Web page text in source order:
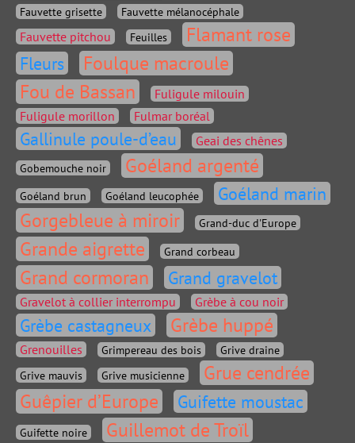
Fauvette grisette
Fauvette mélanocéphale
Fauvette pitchou Feuilles Flamant rose
Fleurs
Foulque macroule
Fou de Bassan
Fuligule milouin
Fuligule morillon
Fulmar boréal
Gallinule poule-d’eau Geai des chênes
Gobemouche noir Goéland argenté
Goéland brun Goéland leucophée Goéland marin
Gorgebleue à miroir Grand-duc d'Europe
Grande aigrette Grand corbeau
Grand cormoran Grand gravelot
Gravelot à collier interrompu Grèbe à cou noir
Grèbe castagneux Grèbe huppé
Grenouilles Grimpereau des bois
Grive draine
Grive mauvis
Grive musicienne
Grue cendrée
Guêpier d’Europe
Guifette moustac
Guifette noire Guillemot de Troïl